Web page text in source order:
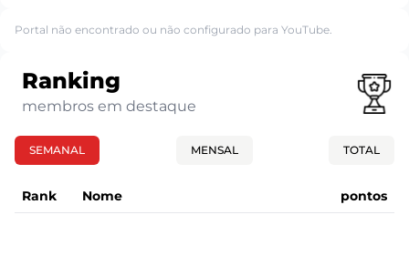
Portal não encontrado ou não configurado para YouTube.
Ranking
membros em destaque
SEMANAL MENSAL TOTAL
Rank Nome pontos